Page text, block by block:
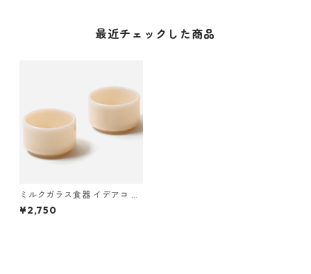
最近チェックした商品
ミルクガラス食器 イデアコ テ
ーブルウェア ミルクガラス ミ
ニボウル 2点ペアセット ideac
¥2,750